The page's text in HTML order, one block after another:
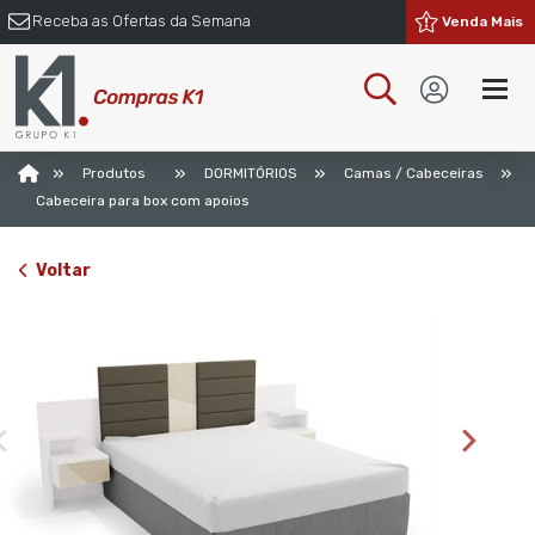
Receba as Ofertas da Semana Venda Mais
» Produtos » DORMITÓRIOS » Camas / Cabeceiras »
Cabeceira para box com apoios
Voltar